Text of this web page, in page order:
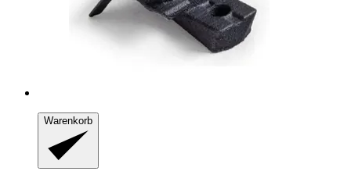
Warenkorb